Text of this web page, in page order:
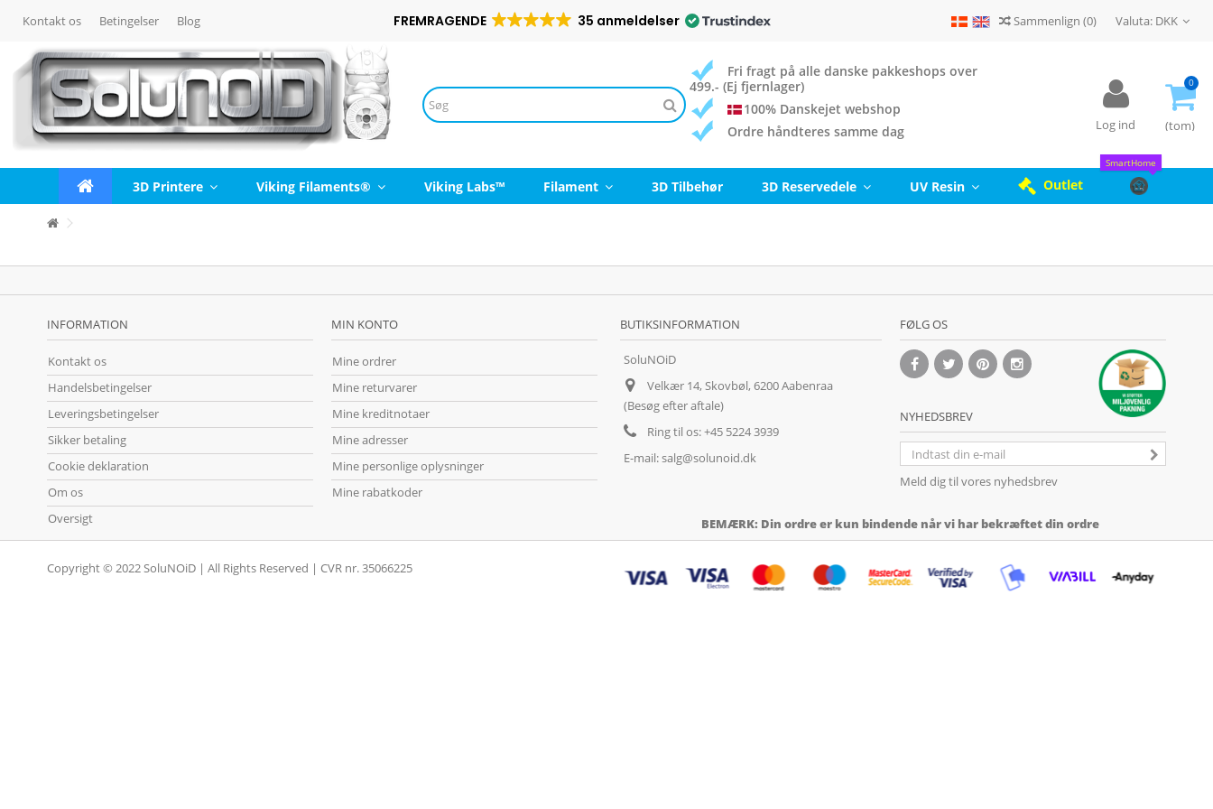
Betingelser Blog
Kontakt os FREMRAGENDE 35 anmeldelser Sammenlign (0) Valuta: DKK
Fri fragt på alle danske pakkeshops over
499.- (Ej fjernlager)
100% Danskejet webshop
Ordre håndteres samme dag
Log ind
0
(tom)
3D Printere Viking Filaments® Viking Labs™ Filament 3D Tilbehør 3D Reservedele UV Resin Outlet
SmartHome
INFORMATION
Kontakt os
Handelsbetingelser
Leveringsbetingelser
Sikker betaling
Cookie deklaration
Om os
Oversigt
MIN KONTO
Mine ordrer
Mine returvarer
Mine kreditnotaer
Mine adresser
Mine personlige oplysninger
Mine rabatkoder
BUTIKSINFORMATION
SoluNOiD
Velkær 14, Skovbøl, 6200 Aabenraa
(Besøg efter aftale)
Ring til os:+45 5224 3939
E-mail:salg@solunoid.dk
BEMÆRK: Din ordre er kun bindende når vi har bekræftet din ordre
FØLG OS
NYHEDSBREV
Meld dig til vores nyhedsbrev
Copyright © 2022 SoluNOiD | All Rights Reserved | CVR nr. 35066225